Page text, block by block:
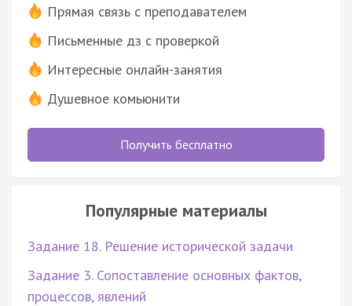
Прямая связь с преподавателем
Письменные дз с проверкой
Интересные онлайн-занятия
Душевное комьюнити
Получить бесплатно
Популярные материалы
Задание 18. Решение исторической задачи
Задание 3. Сопоставление основных фактов,
процессов, явлений